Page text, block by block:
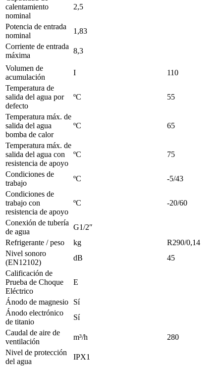
calentamiento
nominal
2,5
Potencia de entrada
nominal
1,83
Corriente de entrada
máxima
8,3
Volumen de
acumulación
I
110
Temperatura de
salida del agua por
defecto
ºC 55
Temperatura máx. de
salida del agua
bomba de calor
ºC 65
Temperatura máx. de
salida del agua con
resistencia de apoyo
ºC 75
Condiciones de
trabajo
ºC
-5/43
Condiciones de
trabajo con
resistencia de apoyo
ºC -20/60
Conexión de tubería
de agua
G1/2″
Refrigerante / peso
kg
R290/0,14
Nivel sonoro
(EN12102)
dB
45
Calificación de
Prueba de Choque
Eléctrico
E
Ánodo de magnesio
Sí
Ánodo electrónico
de titanio
Sí
Caudal de aire de
ventilación
m³/h
280
Nivel de protección
del agua
IPX1